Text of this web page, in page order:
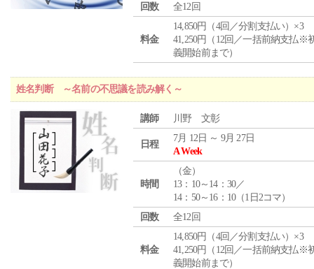
回数
全12回
料金
14,850円（4回／分割支払い）×3
41,250円（12回／一括前納支払※
義開始前まで）
姓名判断 ～名前の不思議を読み解く～
講師 川野 文彰
日程
7月 12日 ～ 9月 27日
A Week
時間
（金）
13：10～14：30／
14：50～16：10（1日2コマ）
回数
全12回
料金
14,850円（4回／分割支払い）×3
41,250円（12回／一括前納支払※
義開始前まで）